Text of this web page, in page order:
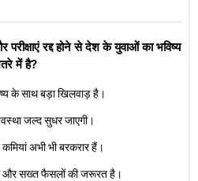
परीक्षाएं रद्द होने से देश के युवाओं का भविष्य
में है?
के साथ बड़ा खिलवाड़ है।
जल्द सुधर जाएगी।
अभी भी बरकरार हैं।
और सख्त फैसलों की जरूरत है।